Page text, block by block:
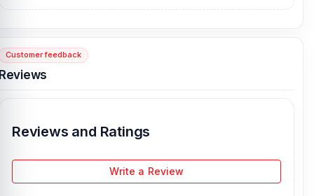
and receive customer support from our expert technicians
vc_column][/vc_row]
Customer feedback
Reviews and Ratings
Write a Review